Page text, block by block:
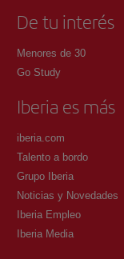
De tu interés
Menores de 30
Go Study
Iberia es más
iberia.com
Talento a bordo
Grupo Iberia
Noticias y Novedades
Iberia Empleo
Iberia Media